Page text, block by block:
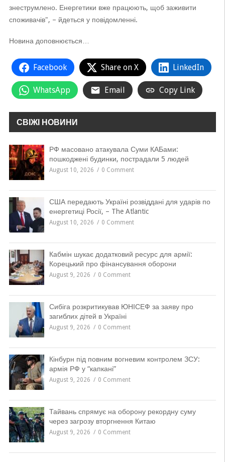
знеструмлено. Енергетики вже працюють, щоб заживити
споживачів", – йдеться у повідомленні.
Новина доповнюється…
Facebook Share on X LinkedIn
WhatsApp Email Copy Link
СВІЖІ НОВИНИ
РФ масовано атакувала Суми КАБами:
пошкоджені будинки, пострадали 5 людей
August 10, 2026 0 Comment
США передають Україні розвіддані для ударів по
енергетиці Росії, – The Atlantic
August 10, 2026 0 Comment
Кабмін шукає додатковий ресурс для армії:
Корецький про фінансування оборони
August 9, 2026 0 Comment
Сибіга розкритикував ЮНІСЕФ за заяву про
загиблих дітей в Україні
August 9, 2026 0 Comment
Кінбурн під повним вогневим контролем ЗСУ:
армія РФ у “капкані”
August 9, 2026 0 Comment
Тайвань спрямує на оборону рекордну суму
через загрозу вторгнення Китаю
August 9, 2026 0 Comment